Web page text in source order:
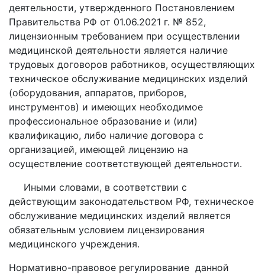
деятельности, утвержденного Постановлением
Правительства РФ от 01.06.2021 г. № 852,
лицензионным требованием при осуществлении
медицинской деятельности является наличие
трудовых договоров работников, осуществляющих
техническое обслуживание медицинских изделий
(оборудования, аппаратов, приборов,
инструментов) и имеющих необходимое
профессиональное образование и (или)
квалификацию, либо наличие договора с
организацией, имеющей лицензию на
осуществление соответствующей деятельности.
Иными словами, в соответствии с
действующим законодательством РФ, техническое
обслуживание медицинских изделий является
обязательным условием лицензирования
медицинского учреждения.
Нормативно-правовое регулирование данной